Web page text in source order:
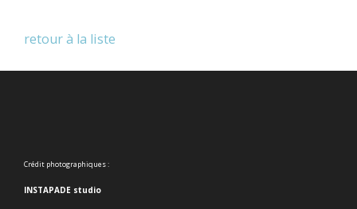
retour à la liste
Crédit photographiques :
INSTAPADE studio